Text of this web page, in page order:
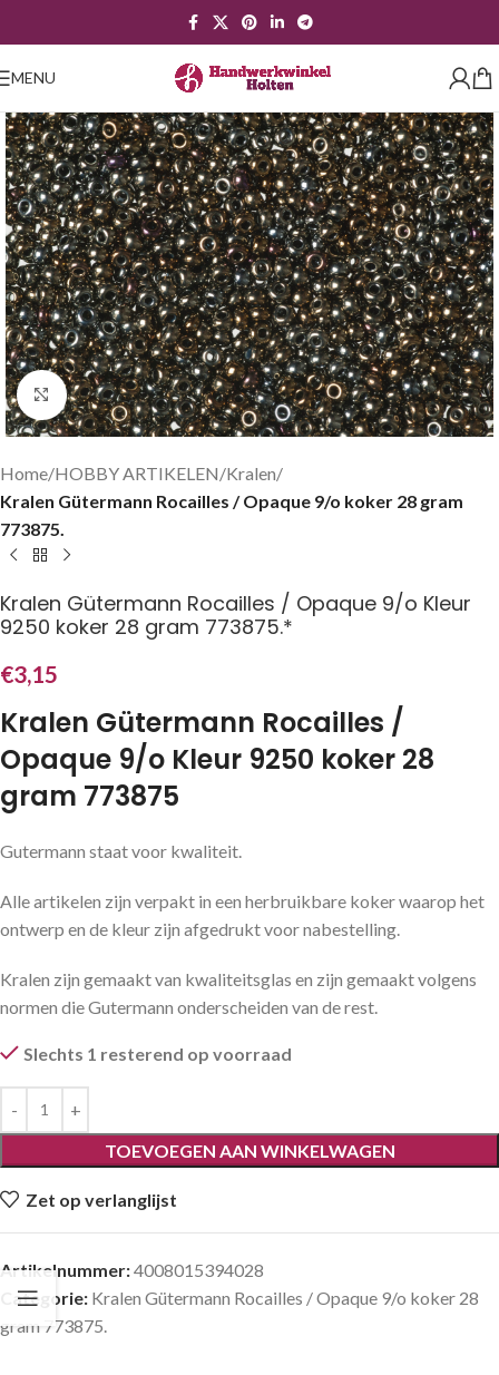
MENU
Klik om te vergroten
Home HOBBY ARTIKELEN Kralen
Kralen Gütermann Rocailles / Opaque 9/o koker 28 gram
773875.
Kralen Gütermann Rocailles / Opaque 9/o Kleur
9250 koker 28 gram 773875.*
€3,15
Kralen Gütermann Rocailles /
Opaque 9/o Kleur 9250 koker 28
gram 773875
Gutermann staat voor kwaliteit.
Alle artikelen zijn verpakt in een herbruikbare koker waarop het
ontwerp en de kleur zijn afgedrukt voor nabestelling.
Kralen zijn gemaakt van kwaliteitsglas en zijn gemaakt volgens
normen die Gutermann onderscheiden van de rest.
Slechts 1 resterend op voorraad
TOEVOEGEN AAN WINKELWAGEN
Zet op verlanglijst
Artikelnummer:4008015394028
Categorie: Kralen Gütermann Rocailles / Opaque 9/o koker 28
gram 773875.